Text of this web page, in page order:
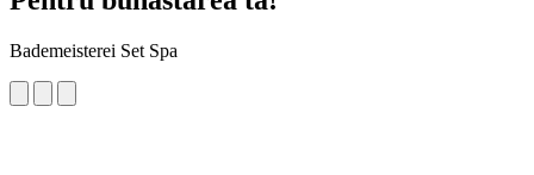
Bademeisterei Set Spa